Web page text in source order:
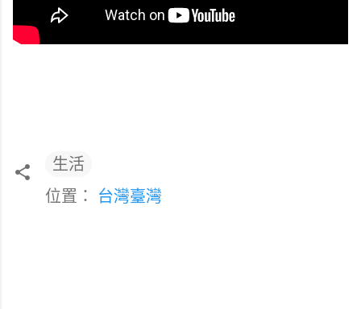
生活
位置： 台灣臺灣